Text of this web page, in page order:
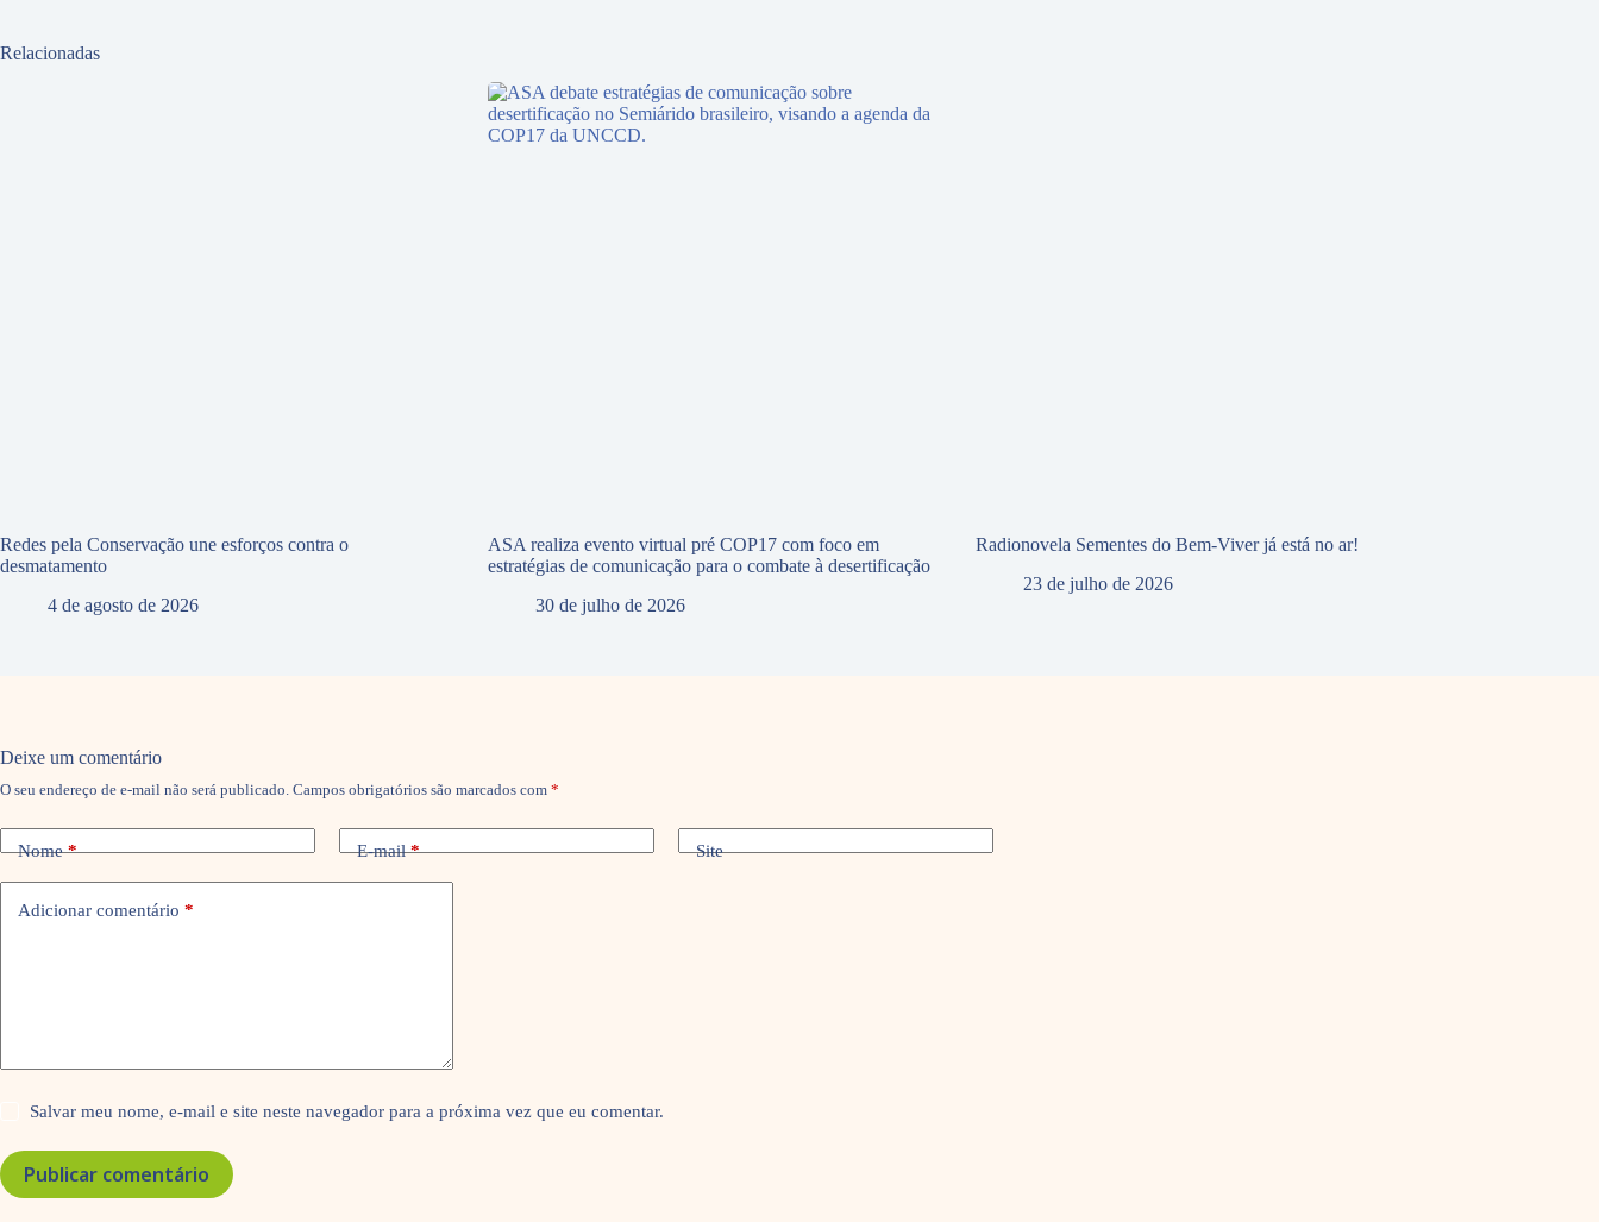
Relacionadas
Redes pela Conservação une esforços contra o
desmatamento
4 de agosto de 2026
ASA realiza evento virtual pré COP17 com foco em
estratégias de comunicação para o combate à desertificação
30 de julho de 2026
Radionovela Sementes do Bem-Viver já está no ar!
23 de julho de 2026
Deixe um comentário
O seu endereço de e-mail não será publicado. Campos obrigatórios são marcados com *
Nome* E-mail* Site
Adicionar comentário *
Salvar meu nome, e-mail e site neste navegador para a próxima vez que eu comentar.
Publicar comentário